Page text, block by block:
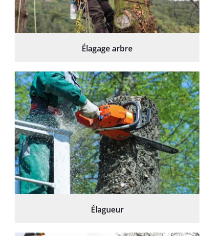
Élagage arbre
Élagueur